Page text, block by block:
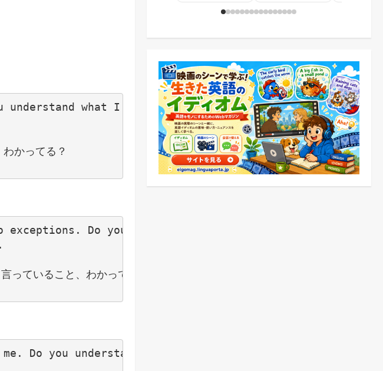
what I'm saying?
かってる？
Do you understand what I'm saying?
ていること、わかってる？
Do you understand what I'm saying?